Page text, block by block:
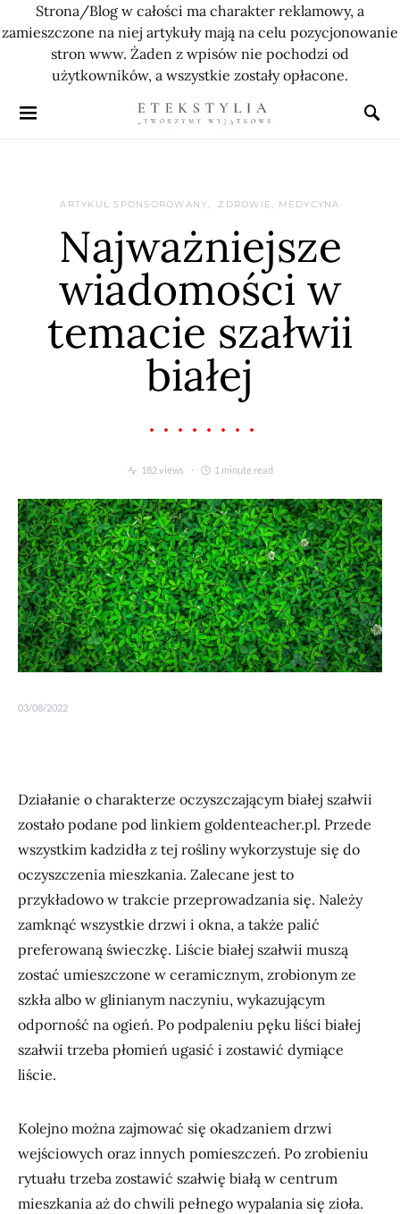
Strona/Blog w całości ma charakter reklamowy, a
zamieszczone na niej artykuły mają na celu pozycjonowanie
stron www. Żaden z wpisów nie pochodzi od
użytkowników, a wszystkie zostały opłacone.
ARTYKUŁ SPONSOROWANY ZDROWIE, MEDYCYNA
Najważniejsze
wiadomości w
temacie szałwii
białej
182 views 1 minute read
03/08/2022
Działanie o charakterze oczyszczającym białej szałwii
zostało podane pod linkiem goldenteacher.pl. Przede
wszystkim kadzidła z tej rośliny wykorzystuje się do
oczyszczenia mieszkania. Zalecane jest to
przykładowo w trakcie przeprowadzania się. Należy
zamknąć wszystkie drzwi i okna, a także palić
preferowaną świeczkę. Liście białej szałwii muszą
zostać umieszczone w ceramicznym, zrobionym ze
szkła albo w glinianym naczyniu, wykazującym
odporność na ogień. Po podpaleniu pęku liści białej
szałwii trzeba płomień ugasić i zostawić dymiące
liście.
Kolejno można zajmować się okadzaniem drzwi
wejściowych oraz innych pomieszczeń. Po zrobieniu
rytuału trzeba zostawić szałwię białą w centrum
mieszkania aż do chwili pełnego wypalania się zioła.